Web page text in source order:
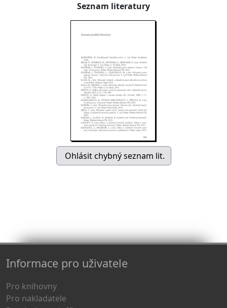
Seznam literatury
Informace pro uživatele
Pro knihovny
Pro nakladatele